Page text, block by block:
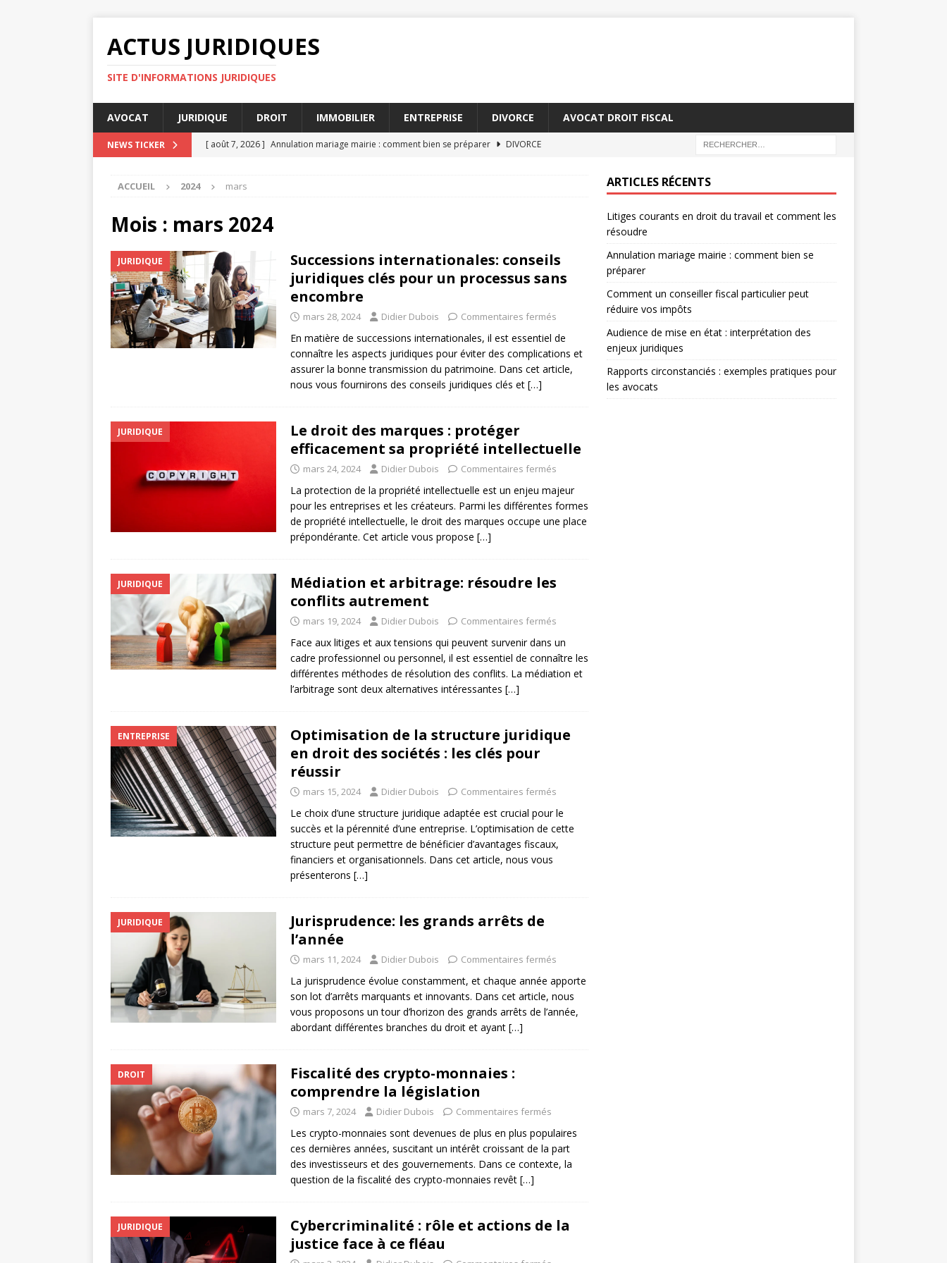
ACTUS JURIDIQUES
SITE D'INFORMATIONS JURIDIQUES
AVOCAT JURIDIQUE DROIT IMMOBILIER ENTREPRISE DIVORCE AVOCAT DROIT FISCAL
NEWS TICKER [ août 7, 2026 ] Annulation mariage mairie : comment bien se préparer
DIVORCE
ENTREPRISE
[ août 7, 2026 ]
Audience de mise en état : interprétation des enjeux juridiques
[ août 8, 2026 ]
Litiges courants en droit du travail et comment les résoudre DROIT
ACCUEIL 2024 mars
Mois : mars 2024
JURIDIQUE
Successions internationales: conseils
juridiques clés pour un processus sans
encombre
mars 28, 2024 Didier Dubois Commentaires fermés
En matière de successions internationales, il est essentiel de
connaître les aspects juridiques pour éviter des complications et
assurer la bonne transmission du patrimoine. Dans cet article,
nous vous fournirons des conseils juridiques clés et […]
JURIDIQUE
Le droit des marques : protéger
efficacement sa propriété intellectuelle
mars 24, 2024 Didier Dubois Commentaires fermés
La protection de la propriété intellectuelle est un enjeu majeur
pour les entreprises et les créateurs. Parmi les différentes formes
de propriété intellectuelle, le droit des marques occupe une place
prépondérante. Cet article vous propose […]
JURIDIQUE
Médiation et arbitrage: résoudre les
conflits autrement
mars 19, 2024 Didier Dubois Commentaires fermés
Face aux litiges et aux tensions qui peuvent survenir dans un
cadre professionnel ou personnel, il est essentiel de connaître les
différentes méthodes de résolution des conflits. La médiation et
l’arbitrage sont deux alternatives intéressantes […]
ENTREPRISE
Optimisation de la structure juridique
en droit des sociétés : les clés pour
réussir
mars 15, 2024 Didier Dubois Commentaires fermés
Le choix d’une structure juridique adaptée est crucial pour le
succès et la pérennité d’une entreprise. L’optimisation de cette
structure peut permettre de bénéficier d’avantages fiscaux,
financiers et organisationnels. Dans cet article, nous vous
présenterons […]
JURIDIQUE
Jurisprudence: les grands arrêts de
l’année
mars 11, 2024 Didier Dubois Commentaires fermés
La jurisprudence évolue constamment, et chaque année apporte
son lot d’arrêts marquants et innovants. Dans cet article, nous
vous proposons un tour d’horizon des grands arrêts de l’année,
abordant différentes branches du droit et ayant […]
DROIT
Fiscalité des crypto-monnaies :
comprendre la législation
mars 7, 2024 Didier Dubois Commentaires fermés
Les crypto-monnaies sont devenues de plus en plus populaires
ces dernières années, suscitant un intérêt croissant de la part
des investisseurs et des gouvernements. Dans ce contexte, la
question de la fiscalité des crypto-monnaies revêt […]
JURIDIQUE
Cybercriminalité : rôle et actions de la
justice face à ce fléau
ARTICLES RÉCENTS
Litiges courants en droit du travail et comment les
résoudre
Annulation mariage mairie : comment bien se
préparer
Comment un conseiller fiscal particulier peut
réduire vos impôts
Audience de mise en état : interprétation des
enjeux juridiques
Rapports circonstanciés : exemples pratiques pour
les avocats